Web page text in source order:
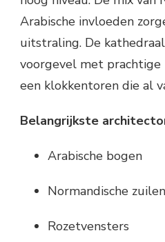
Arabische invloeden
uitstraling. De
voorgevel met
een klokkentoren die al
Belangrijkste
Arabische bogen
Normandische zuilen
Rozetvensters